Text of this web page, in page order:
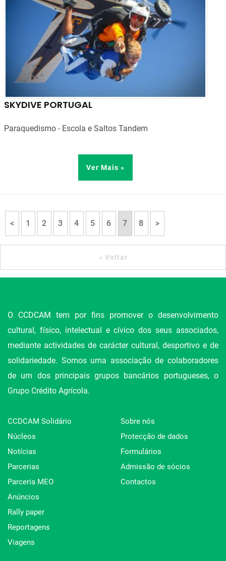
SKYDIVE PORTUGAL
Paraquedismo - Escola e Saltos Tandem
Ver Mais »
< 1 2 3 4 5 6 7 8 >
« Voltar
O CCDCAM tem por fins promover o desenvolvimento
cultural, físico, intelectual e cívico dos seus associados,
mediante actividades de carácter cultural, desportivo e de
solidariedade. Somos uma associação de colaboradores
de um dos principais grupos bancários portugueses, o
Grupo Crédito Agrícola.
CCDCAM Solidário
Núcleos
Notícias
Parcerias
Parceria MEO
Anúncios
Rally paper
Reportagens
Viagens
Sobre nós
Protecção de dados
Formulários
Admissão de sócios
Contactos